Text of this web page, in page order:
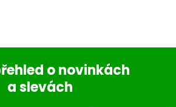
o novinkách
a slevách